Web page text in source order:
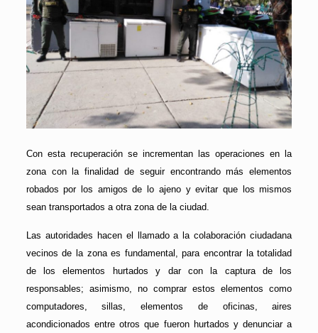
Con esta recuperación se incrementan las operaciones en la
zona con la finalidad de seguir encontrando más elementos
robados por los amigos de lo ajeno y evitar que los mismos
sean transportados a otra zona de la ciudad.
Las autoridades hacen el llamado a la colaboración ciudadana
vecinos de la zona es fundamental, para encontrar la totalidad
de los elementos hurtados y dar con la captura de los
responsables; asimismo, no comprar estos elementos como
computadores, sillas, elementos de oficinas, aires
acondicionados entre otros que fueron hurtados y denunciar a